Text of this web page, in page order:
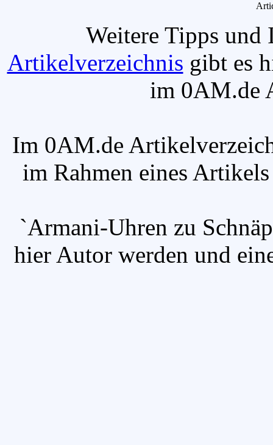
Weitere Tipps und
Artikelverzeichnis gibt es
im 0AM.de
Im 0AM.de
im Rahmen eines
`Armani-Uhren zu
hier Autor werden und